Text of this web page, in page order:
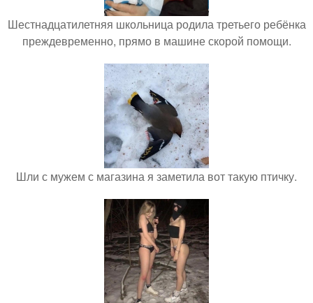
Шестнадцатилетняя школьница родила третьего ребёнка
преждевременно, прямо в машине скорой помощи.
Шли с мужем с магазина я заметила вот такую птичку.